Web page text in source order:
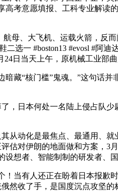
考意愿填报、工科专业解读
、大飞机、运载火箭，反
选一 #boston13 #evosl #阿
日当天上午，原机械工业部
“核门槛”鬼魂。”这句话并
日本何处一名陆上侵占队少
动化是最焦点、最通用、就
对伊朗的地面做和方案，3
想者、智能制制的研发者、
有人还正在盼着日本报歉
收了手，是国度沉点攻坚